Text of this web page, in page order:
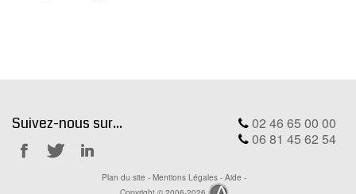
02 46 65 00 00
06 81 45 62 54
Suivez-nous sur...
Notre
Linkedin
Plan du site - Mentions Légales - Aide -